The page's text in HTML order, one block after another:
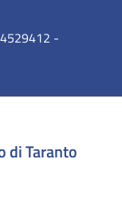
-
di Taranto